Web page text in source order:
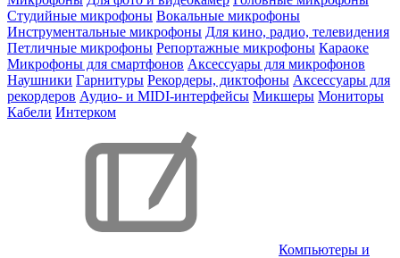
Студийные микрофоны Вокальные микрофоны
Инструментальные микрофоны Для кино, радио, телевидения
Петличные микрофоны Репортажные микрофоны Караоке
Микрофоны для смартфонов Аксессуары для микрофонов
Наушники Гарнитуры Рекордеры, диктофоны Аксессуары для
рекордеров Аудио- и MIDI-интерфейсы Микшеры Мониторы
Кабели Интерком
Компьютеры и